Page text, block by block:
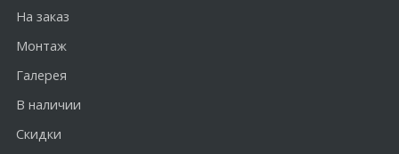
На заказ
Монтаж
Галерея
В наличии
Скидки